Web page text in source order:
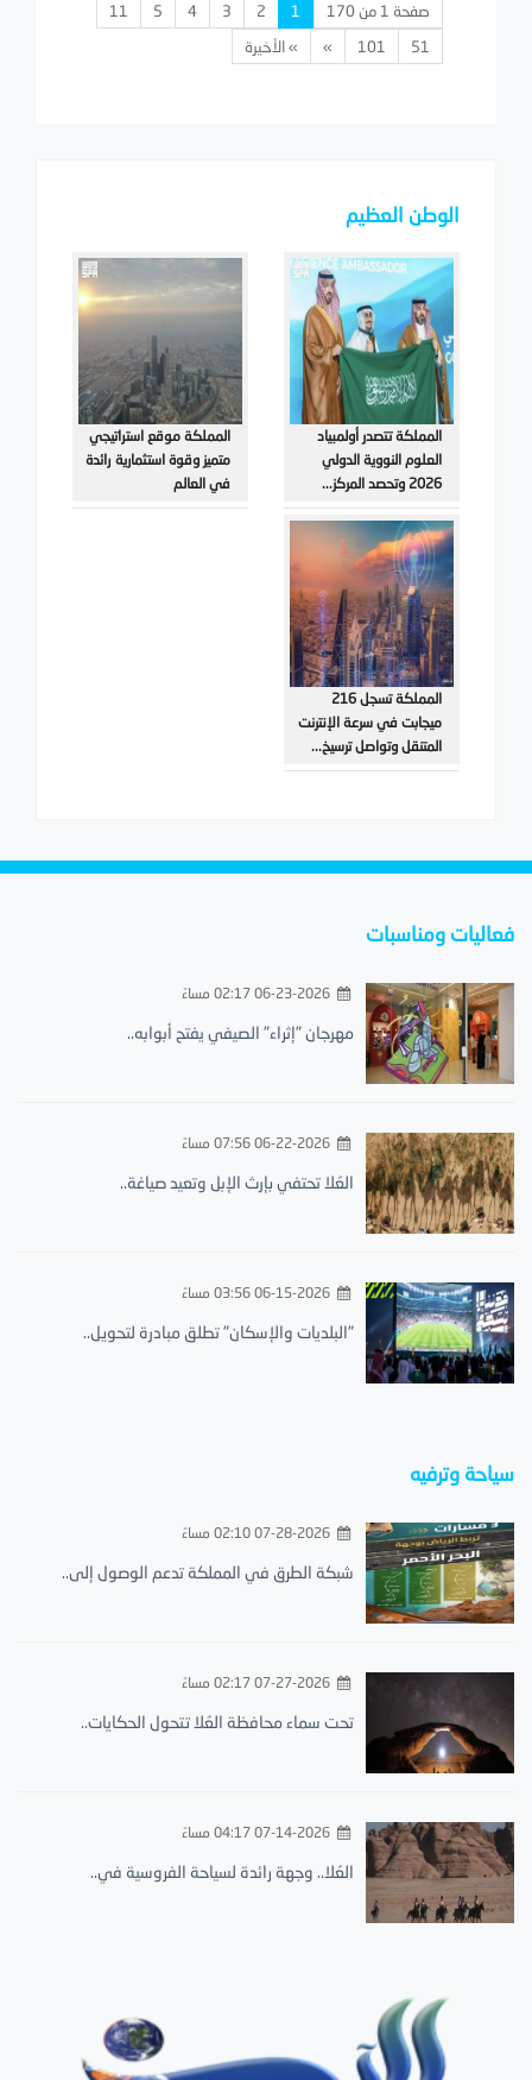
صفحة 1 من 170 1
2
3
4
5
11
51
101
» » الأخيرة
الوطن العظيم
المملكة تتصدر أولمبياد
العلوم النووية الدولي
2026 وتحصد المركز...
المملكة موقع استراتيجي
متميز وقوة استثمارية رائدة
في العالم
المملكة تسجل 216
ميجابت في سرعة الإنترنت
المتنقل وتواصل ترسيخ...
فعاليات ومناسبات
06-23-2026 02:17 مساءً
مهرجان "إثراء" الصيفي يفتح أبوابه..
06-22-2026 07:56 مساءً
العُلا تحتفي بإرث الإبل وتعيد صياغة..
06-15-2026 03:56 مساءً
"البلديات والإسكان" تطلق مبادرة لتحويل..
سياحة وترفيه
07-28-2026 02:10 مساءً
شبكة الطرق في المملكة تدعم الوصول إلى..
07-27-2026 02:17 مساءً
تحت سماء محافظة العُلا تتحول الحكايات..
07-14-2026 04:17 مساءً
العُلا.. وجهة رائدة لسياحة الفروسية في..